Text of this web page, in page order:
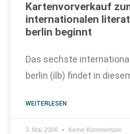
Kartenvorverkauf
internationalen
berlin beginnt
Das sechste
berlin (ilb) findet in
WEITERLESEN
3. Mai 2006 Keine Kommentare